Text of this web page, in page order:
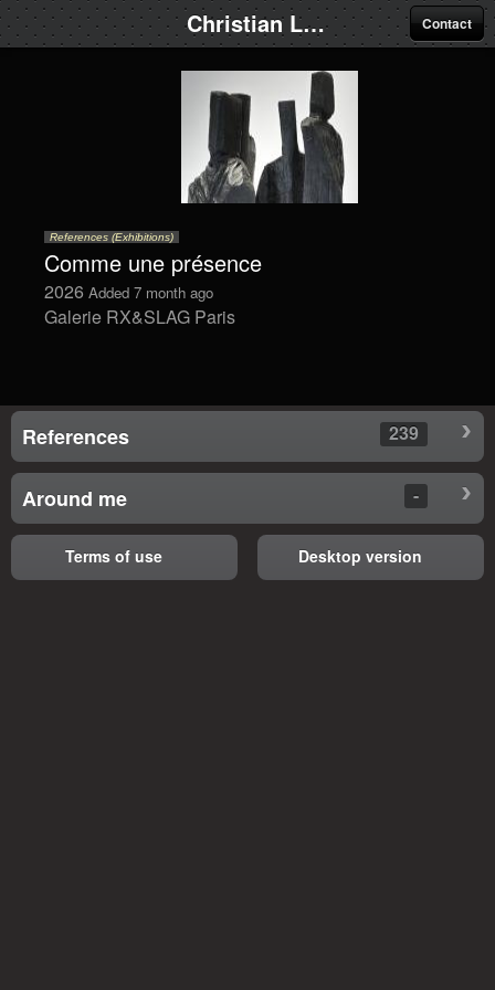
Christian Lapie Contact
References (Exhibitions)
Comme une présence
2026 Added 7 month ago
Galerie RX&SLAG Paris
References 239
Around me -
Terms of use Desktop version